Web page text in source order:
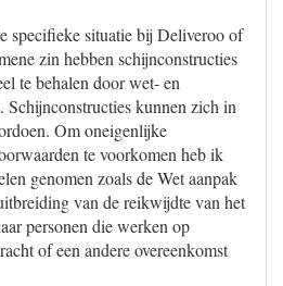
specifieke situatie bij Deliveroo of
zin hebben schijnconstructies
te behalen door wet- en
kunnen zich in
Om oneigenlijke
te voorkomen heb ik
genomen zoals de Wet aanpak
van de reikwijdte van het
personen die werken op
of een andere overeenkomst